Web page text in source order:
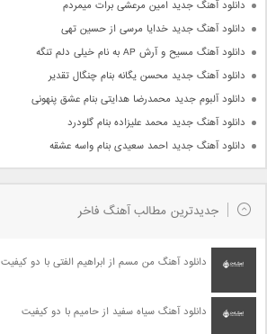
دانلود آهنگ جدید امین مرعشی برات میمردم
دانلود آهنگ جدید خدایا مرسی از حسین تهی
دانلود آهنگ مسیح و آرش AP به نام خیلی دلم تنگه
دانلود آهنگ جدید محسن یگانه بنام چنگال تقدیر
دانلود آلبوم جدید محمدرضا هدایتی بنام عشق پنهونی
دانلود آهنگ جدید محمد علیزاده بنام گلودرد
دانلود آهنگ جدید احمد سعیدی بنام واسه عشقه
جدیدترین مطالب آهنگ فاخر
دانلود آهنگ من مسم از ابراهیم الفتی با دو کیفیت
دانلود آهنگ سیاه سفید از حامیم با دو کیفیت